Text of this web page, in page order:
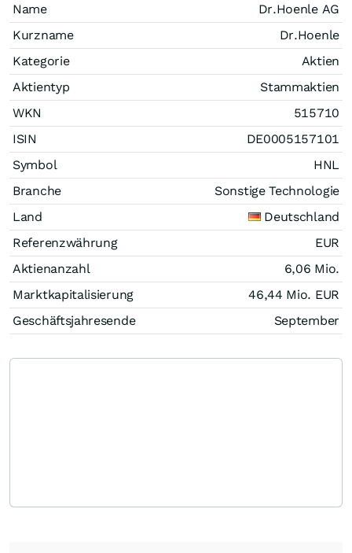
Name
Dr.Hoenle AG
Kurzname
Dr.Hoenle
Kategorie
Aktien
Aktientyp
Stammaktien
WKN
515710
ISIN
DE0005157101
Symbol
HNL
Branche
Sonstige Technologie
Land
Deutschland
Referenzwährung
EUR
Aktienanzahl
6,06 Mio.
Marktkapitalisierung
46,44 Mio. EUR
Geschäftsjahresende
September